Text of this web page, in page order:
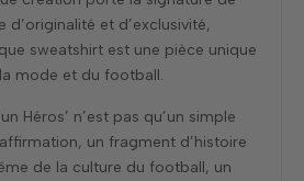
d’originalité et d’exclusivité,
sweatshirt est une pièce unique
mode et du football.
Héros’ n’est pas qu’un simple
un fragment d’histoire
de la culture du football, un